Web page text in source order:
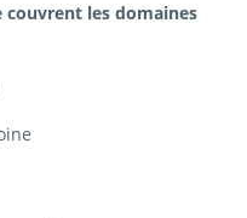
les domaines